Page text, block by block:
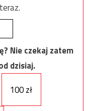
Nie czekaj zatem
dzisiaj.
100 zł